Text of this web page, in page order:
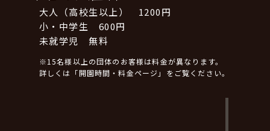
大人（高校生以上） 1200円
小・中学生 600円
未就学児 無料
※15名様以上の団体のお客様は料金が異なります。
詳しくは「開園時間・料金ページ」をご覧ください。